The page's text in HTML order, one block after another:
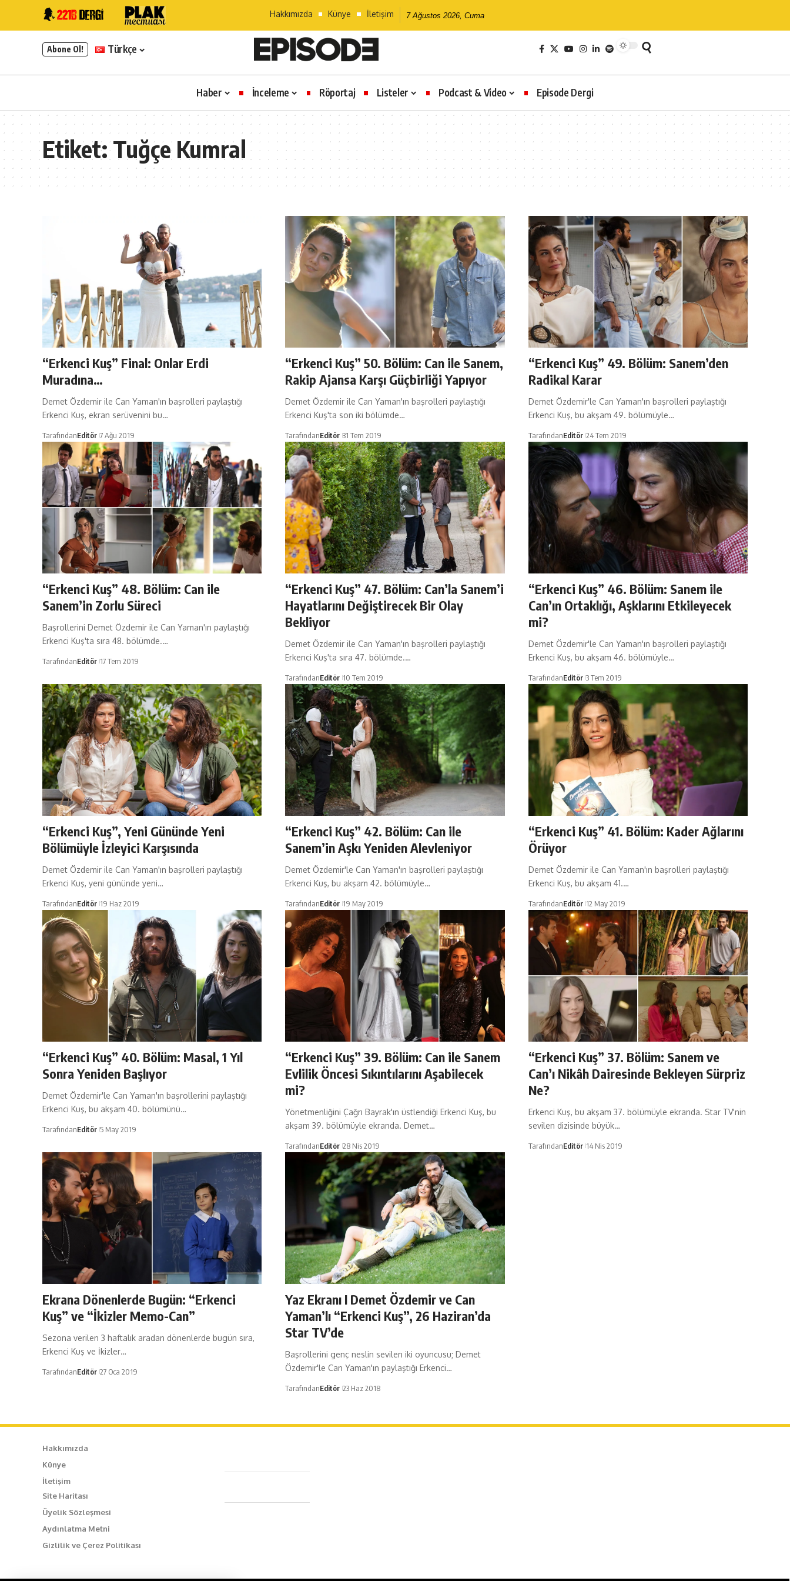
Hakkımızda Künye İletişim 7 Ağustos 2026, Cuma
Abone Ol! Türkçe
Haber İnceleme Röportaj Listeler Podcast & Video Episode Dergi
Etiket:Tuğçe Kumral
“Erkenci Kuş” Final: Onlar Erdi
Muradına…
Demet Özdemir ile Can Yaman'ın başrolleri paylaştığı
Erkenci Kuş, ekran serüvenini bu…
TarafındanEditör 7 Ağu 2019
“Erkenci Kuş” 50. Bölüm: Can ile Sanem,
Rakip Ajansa Karşı Güçbirliği Yapıyor
Demet Özdemir ile Can Yaman'ın başrolleri paylaştığı
Erkenci Kuş'ta son iki bölümde…
TarafındanEditör 31 Tem 2019
“Erkenci Kuş” 49. Bölüm: Sanem’den
Radikal Karar
Demet Özdemir'le Can Yaman'ın başrolleri paylaştığı
Erkenci Kuş, bu akşam 49. bölümüyle…
TarafındanEditör 24 Tem 2019
“Erkenci Kuş” 48. Bölüm: Can ile
Sanem’in Zorlu Süreci
Başrollerini Demet Özdemir ile Can Yaman'ın paylaştığı
Erkenci Kuş'ta sıra 48. bölümde.…
TarafındanEditör 17 Tem 2019
“Erkenci Kuş” 47. Bölüm: Can’la Sanem’i
Hayatlarını Değiştirecek Bir Olay
Bekliyor
Demet Özdemir ile Can Yaman'ın başrolleri paylaştığı
Erkenci Kuş'ta sıra 47. bölümde.…
TarafındanEditör 10 Tem 2019
“Erkenci Kuş” 46. Bölüm: Sanem ile
Can’ın Ortaklığı, Aşklarını Etkileyecek
mi?
Demet Özdemir'le Can Yaman'ın başrolleri paylaştığı
Erkenci Kuş, bu akşam 46. bölümüyle…
TarafındanEditör 3 Tem 2019
“Erkenci Kuş”, Yeni Gününde Yeni
Bölümüyle İzleyici Karşısında
Demet Özdemir ile Can Yaman'ın başrolleri paylaştığı
Erkenci Kuş, yeni gününde yeni…
TarafındanEditör 19 Haz 2019
“Erkenci Kuş” 42. Bölüm: Can ile
Sanem’in Aşkı Yeniden Alevleniyor
Demet Özdemir'le Can Yaman'ın başrolleri paylaştığı
Erkenci Kuş, bu akşam 42. bölümüyle…
TarafındanEditör 19 May 2019
“Erkenci Kuş” 41. Bölüm: Kader Ağlarını
Örüyor
Demet Özdemir ile Can Yaman'ın başrolleri paylaştığı
Erkenci Kuş, bu akşam 41.…
TarafındanEditör 12 May 2019
“Erkenci Kuş” 40. Bölüm: Masal, 1 Yıl
Sonra Yeniden Başlıyor
Demet Özdemir'le Can Yaman'ın başrollerini paylaştığı
Erkenci Kuş, bu akşam 40. bölümünü…
TarafındanEditör 5 May 2019
“Erkenci Kuş” 39. Bölüm: Can ile Sanem
Evlilik Öncesi Sıkıntılarını Aşabilecek
mi?
Yönetmenliğini Çağrı Bayrak'ın üstlendiği Erkenci Kuş, bu
akşam 39. bölümüyle ekranda. Demet…
TarafındanEditör 28 Nis 2019
“Erkenci Kuş” 37. Bölüm: Sanem ve
Can’ı Nikâh Dairesinde Bekleyen Sürpriz
Ne?
Erkenci Kuş, bu akşam 37. bölümüyle ekranda. Star TV'nin
sevilen dizisinde büyük…
TarafındanEditör 14 Nis 2019
Ekrana Dönenlerde Bugün: “Erkenci
Kuş” ve “İkizler Memo-Can”
Sezona verilen 3 haftalık aradan dönenlerde bugün sıra,
Erkenci Kuş ve İkizler…
TarafındanEditör 27 Oca 2019
Yaz Ekranı I Demet Özdemir ve Can
Yaman’lı “Erkenci Kuş”, 26 Haziran’da
Star TV’de
Başrollerini genç neslin sevilen iki oyuncusu; Demet
Özdemir'le Can Yaman'ın paylaştığı Erkenci…
TarafındanEditör 23 Haz 2018
Hakkımızda
Künye
İletişim
Site Haritası
Üyelik Sözleşmesi
Aydınlatma Metni
Gizlilik ve Çerez Politikası
Caferağa Mah. Dr. Şakir Paşa Sok. No3/A Kadıköy İstanbul
+90 543 345 46 00